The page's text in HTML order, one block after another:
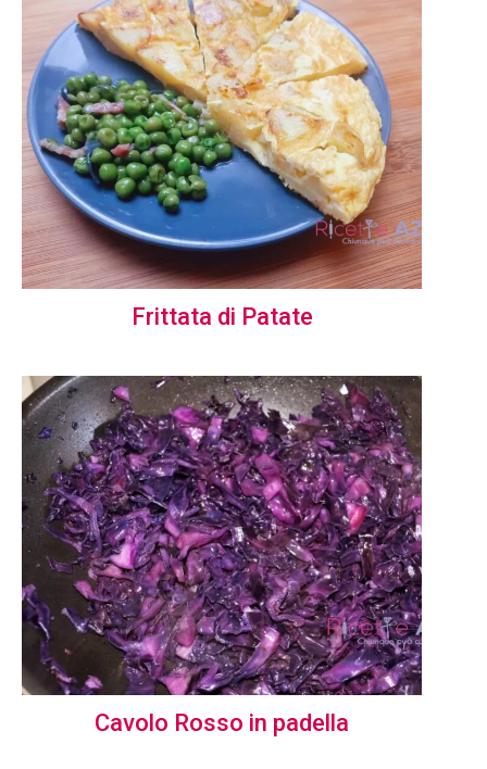
Frittata di Patate
Cavolo Rosso in padella